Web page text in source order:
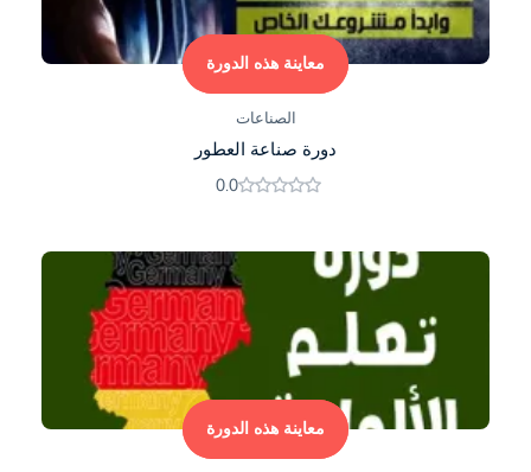
معاينة هذه الدورة
الصناعات
دورة صناعة العطور
0.0
معاينة هذه الدورة